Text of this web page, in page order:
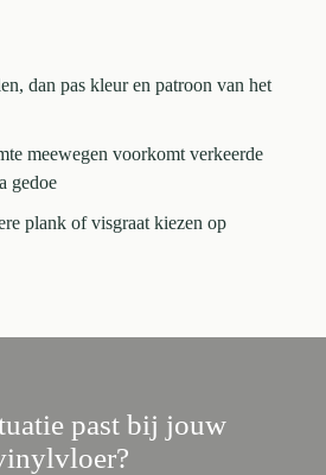
dan pas kleur en patroon van het
meewegen voorkomt verkeerde
gedoe
plank of visgraat kiezen op
past bij jouw